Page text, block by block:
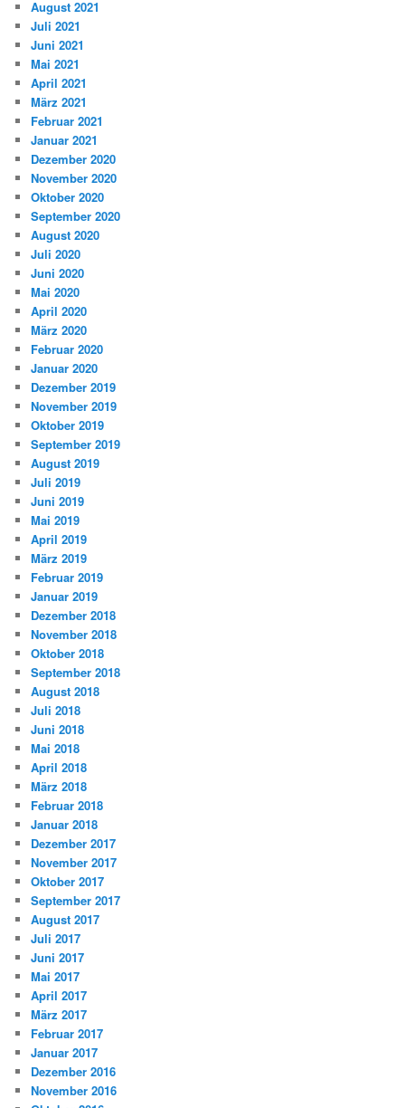
August 2021
Juli 2021
Juni 2021
Mai 2021
April 2021
März 2021
Februar 2021
Januar 2021
Dezember 2020
November 2020
Oktober 2020
September 2020
August 2020
Juli 2020
Juni 2020
Mai 2020
April 2020
März 2020
Februar 2020
Januar 2020
Dezember 2019
November 2019
Oktober 2019
September 2019
August 2019
Juli 2019
Juni 2019
Mai 2019
April 2019
März 2019
Februar 2019
Januar 2019
Dezember 2018
November 2018
Oktober 2018
September 2018
August 2018
Juli 2018
Juni 2018
Mai 2018
April 2018
März 2018
Februar 2018
Januar 2018
Dezember 2017
November 2017
Oktober 2017
September 2017
August 2017
Juli 2017
Juni 2017
Mai 2017
April 2017
März 2017
Februar 2017
Januar 2017
Dezember 2016
November 2016